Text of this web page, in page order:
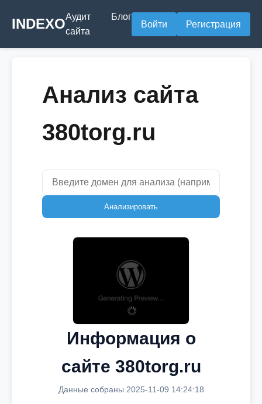
INDEXOАудит
сайта
Блог
Войти Регистрация
Анализ сайта
380torg.ru
Анализировать
Информация о
сайте 380torg.ru
Данные собраны 2025-11-09 14:24:18